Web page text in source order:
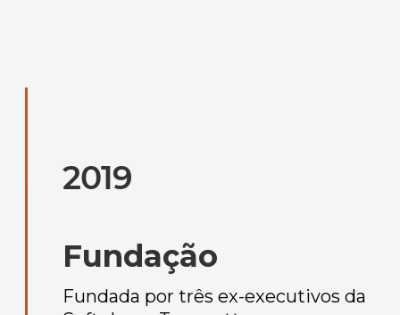
2019
Fundação
Fundada por três ex-executivos da